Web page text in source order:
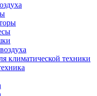
климатической техники